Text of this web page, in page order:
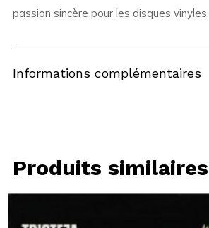
passion sincère pour les disques vinyles.
Informations complémentaires
Produits similaires